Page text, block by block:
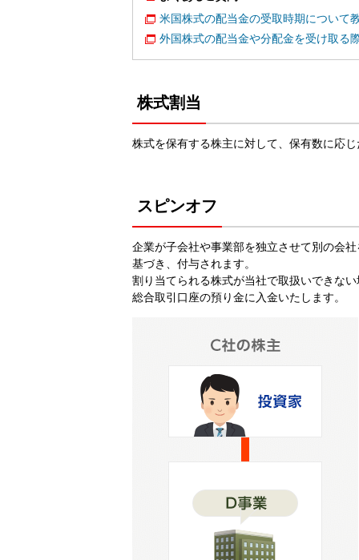
米国株式の配当金の受取時期について
外国株式の配当金や分配金を受け取る
株式割当
株式を保有する株主に対して、保有数に応
スピンオフ
企業が子会社や事業部を独立させて別の会
基づき、付与されます。
割り当てられる株式が当社で取扱いできな
総合取引口座の預り金に入金いたします。